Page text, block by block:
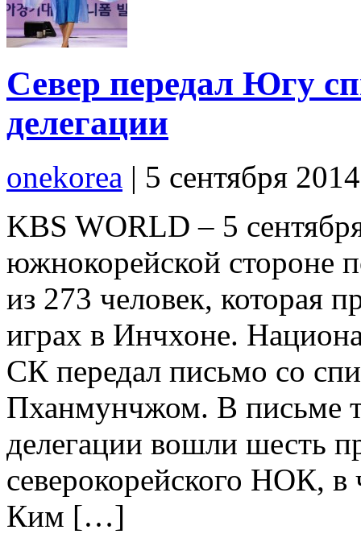
Север передал Югу
делегации
onekorea | 5 сентября
KBS WORLD – 5
южнокорейской стороне
из 273 человек, которая
играх в Инчхоне.
СК передал письмо со
Пханмунчжом. В письме
делегации вошли шесть
северокорейского НОК, в
Ким […]